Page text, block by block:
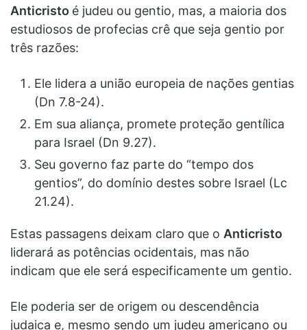
Anticristo é judeu ou gentio, mas, a maioria dos
estudiosos de profecias crê que seja gentio por
três razões:
Ele lidera a união europeia de nações gentias
(Dn 7.8-24).
Em sua aliança, promete proteção gentílica
para Israel (Dn 9.27).
Seu governo faz parte do “tempo dos
gentios”, do domínio destes sobre Israel (Lc
21.24).
Estas passagens deixam claro que o Anticristo
liderará as potências ocidentais, mas não
indicam que ele será especificamente um gentio.
Ele poderia ser de origem ou descendência
judaica e, mesmo sendo um judeu americano ou